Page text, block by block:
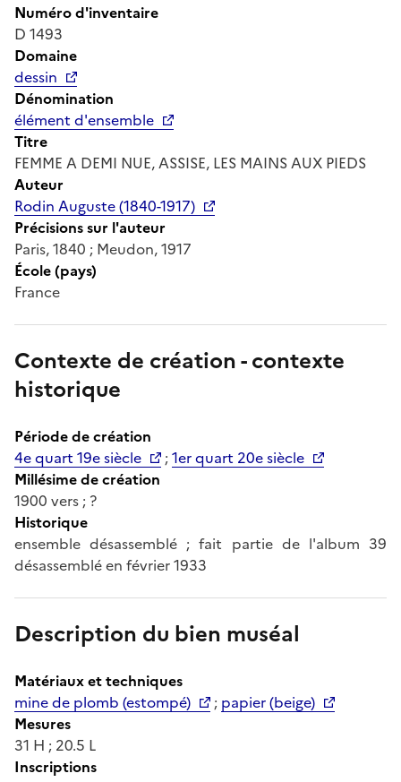
Numéro d'inventaire
D 1493
Domaine
dessin
Dénomination
élément d'ensemble
Titre
FEMME A DEMI NUE, ASSISE, LES MAINS AUX PIEDS
Auteur
Rodin Auguste (1840-1917)
Précisions sur l'auteur
Paris, 1840 ; Meudon, 1917
École (pays)
France
Contexte de création - contexte
historique
Période de création
4e quart 19e siècle
;1er quart 20e siècle
Millésime de création
1900 vers ; ?
Historique
ensemble désassemblé ; fait partie de l'album 39
désassemblé en février 1933
Description du bien muséal
Matériaux et techniques
mine de plomb (estompé)
; papier (beige)
Mesures
31 H ; 20.5 L
Inscriptions